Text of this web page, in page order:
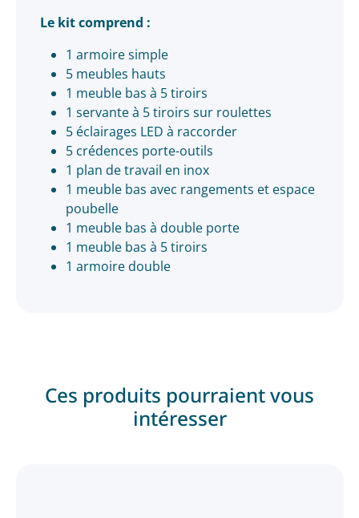
Le kit comprend :
1 armoire simple
5 meubles hauts
1 meuble bas à 5 tiroirs
1 servante à 5 tiroirs sur roulettes
5 éclairages LED à raccorder
5 crédences porte-outils
1 plan de travail en inox
1 meuble bas avec rangements et espace
poubelle
1 meuble bas à double porte
1 meuble bas à 5 tiroirs
1 armoire double
Ces produits pourraient vous
intéresser